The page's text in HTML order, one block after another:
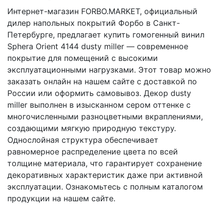
Интернет-магазин FORBO.MARKET, официальный
дилер напольных покрытий Форбо в Санкт-
Петербурге, предлагает купить гомогенный винил
Sphera Orient 4144 dusty miller — современное
покрытие для помещений с высокими
эксплуатационными нагрузками. Этот товар можно
заказать онлайн на нашем сайте с доставкой по
России или оформить самовывоз. Декор dusty
miller выполнен в изысканном сером оттенке с
многочисленными разноцветными вкраплениями,
создающими мягкую природную текстуру.
Однослойная структура обеспечивает
равномерное распределение цвета по всей
толщине материала, что гарантирует сохранение
декоративных характеристик даже при активной
эксплуатации. Ознакомьтесь с полным каталогом
продукции на нашем сайте.